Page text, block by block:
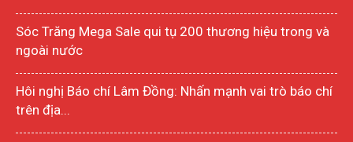
Sóc Trăng Mega Sale qui tụ 200 thương hiệu trong và
ngoài nước
Hôi nghị Báo chí Lâm Đồng: Nhấn mạnh vai trò báo chí
trên địa...